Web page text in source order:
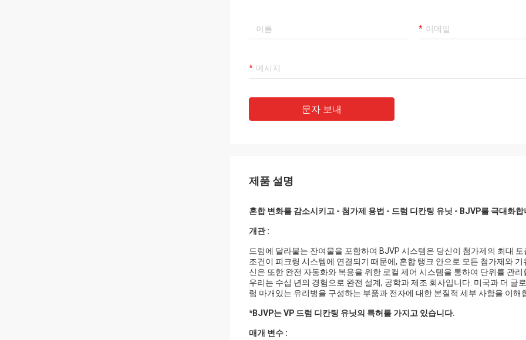
문자 보내
제품 설명
혼합 변화를 감소시키고 - 첨가제 용법 - 드럼 디칸팅 유닛 - BJVP를 극대화합
개관 :
드럼에 달라붙는 잔여물을 포함하여 BJVP 시스템은 당신이 첨가제의 최대
조건이 피크링 시스템에 연결되기 때문에, 혼합 탱크 안으로 모든 첨가제와
신은 또한 완전 자동화와 복용을 위한 로컬 제어 시스템을 통하여 단위를 관리
우리는 수십 년의 경험으로 완전 설계, 공학과 제조 회사입니다. 미국과 더 글
럼 마개있는 유리병을 구성하는 부품과 전자에 대한 본질적 세부 사항을 이해
*BJVP는 VP 드럼 디칸팅 유닛의 특허를 가지고 있습니다.
매개 변수 :